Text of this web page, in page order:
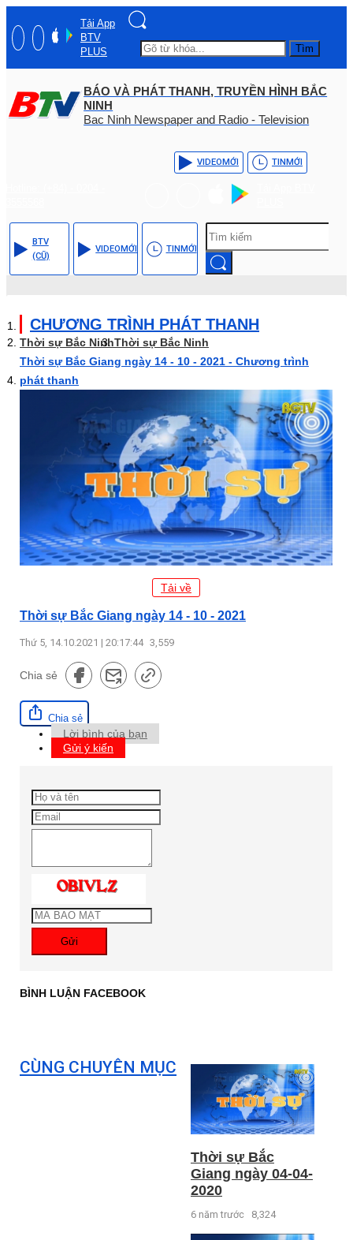
Tải App
BTV
PLUS
Tìm
BÁO VÀ PHÁT THANH, TRUYỀN HÌNH BẮC
NINH
Bac Ninh Newspaper and Radio - Television
VIDEOMỚI TINMỚI
BTV
(CŨ)
VIDEOMỚI TINMỚI
CHƯƠNG TRÌNH PHÁT THANH
Thời sự Bắc NinhThời sự Bắc Ninh
Thời sự Bắc Giang ngày 14 - 10 - 2021 - Chương trình
phát thanh
Tải về
Thời sự Bắc Giang ngày 14 - 10 - 2021
Thứ 5, 14.10.2021 | 20:17:44 3,559
Chia sẻ
Chia sẻ
Lời bình của bạn
Gửi ý kiến
Gửi
BÌNH LUẬN FACEBOOK
CÙNG CHUYÊN MỤC
Thời sự Bắc
Giang ngày 04-04-
2020
6 năm trước 8,324